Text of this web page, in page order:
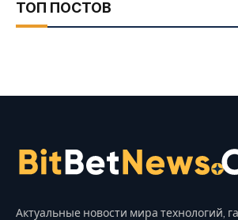
ТОП ПОСТОВ
Актуальные новости мира технологий,